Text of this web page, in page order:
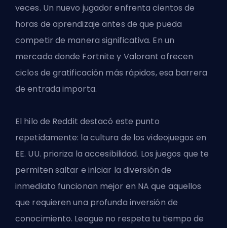
veces. Un nuevo jugador enfrenta cientos de
horas de aprendizaje antes de que pueda
competir de manera significativa. En un
mercado donde Fortnite y Valorant ofrecen
ciclos de gratificación más rápidos, esa barrera
de entrada importa.
El hilo de Reddit destacó este punto
repetidamente: la cultura de los videojuegos en
EE. UU. prioriza la accesibilidad. Los juegos que te
permiten saltar e iniciar la diversión de
inmediato funcionan mejor en NA que aquellos
que requieren una profunda inversión de
conocimiento. League no respeta tu tiempo de